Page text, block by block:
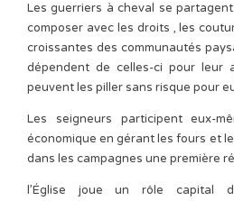
Les guerriers à cheval se
composer avec les droits , les
croissantes des communautés
dépendent de celles-ci pour leur
peuvent les piller sans risque pour
Les seigneurs participent eux-
économique en gérant les fours et
dans les campagnes une première
l’Église joue un rôle capital